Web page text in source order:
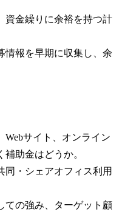
資金繰りに余裕を持つ計
情報を早期に収集し、余
Webサイト、オンライン
助金はどうか。
同・シェアオフィス利用
ての強み、ターゲット顧